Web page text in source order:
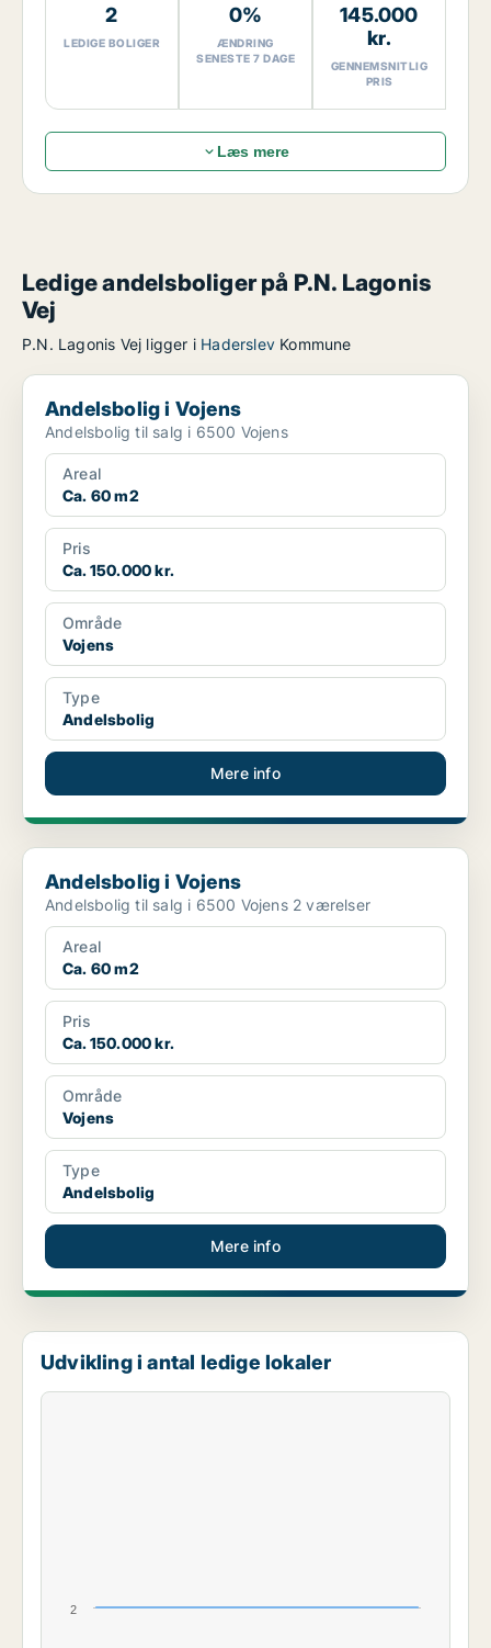
2
LEDIGE BOLIGER
0%
ÆNDRING
SENESTE 7 DAGE
145.000
kr.
GENNEMSNITLIG
PRIS
Læs mere
Ledige andelsboliger på P.N. Lagonis
Vej
P.N. Lagonis Vej ligger i Haderslev Kommune
Andelsbolig i Vojens
Andelsbolig i Vojens
Andelsbolig til salg i 6500 Vojens
Areal
Ca. 60 m2
Pris
Ca. 150.000 kr.
Område
Vojens
Type
Andelsbolig
Mere info
Andelsbolig i Vojens
Andelsbolig i Vojens
Andelsbolig til salg i 6500 Vojens 2 værelser
Areal
Ca. 60 m2
Pris
Ca. 150.000 kr.
Område
Vojens
Type
Andelsbolig
Mere info
Udvikling i antal ledige lokaler
2